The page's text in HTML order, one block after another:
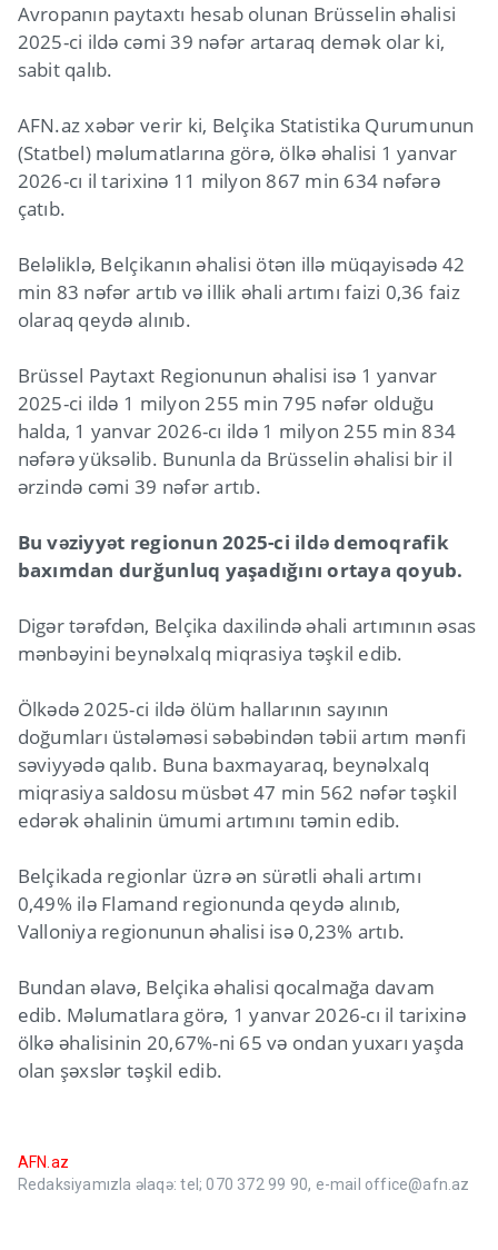
Avropanın paytaxtı hesab olunan Brüsselin əhalisi
2025-ci ildə cəmi 39 nəfər artaraq demək olar ki,
sabit qalıb.
AFN.az xəbər verir ki, Belçika Statistika Qurumunun
(Statbel) məlumatlarına görə, ölkə əhalisi 1 yanvar
2026-cı il tarixinə 11 milyon 867 min 634 nəfərə
çatıb.
Beləliklə, Belçikanın əhalisi ötən illə müqayisədə 42
min 83 nəfər artıb və illik əhali artımı faizi 0,36 faiz
olaraq qeydə alınıb.
Brüssel Paytaxt Regionunun əhalisi isə 1 yanvar
2025-ci ildə 1 milyon 255 min 795 nəfər olduğu
halda, 1 yanvar 2026-cı ildə 1 milyon 255 min 834
nəfərə yüksəlib. Bununla da Brüsselin əhalisi bir il
ərzində cəmi 39 nəfər artıb.
Bu vəziyyət regionun 2025-ci ildə demoqrafik
baxımdan durğunluq yaşadığını ortaya qoyub.
Digər tərəfdən, Belçika daxilində əhali artımının əsas
mənbəyini beynəlxalq miqrasiya təşkil edib.
Ölkədə 2025-ci ildə ölüm hallarının sayının
doğumları üstələməsi səbəbindən təbii artım mənfi
səviyyədə qalıb. Buna baxmayaraq, beynəlxalq
miqrasiya saldosu müsbət 47 min 562 nəfər təşkil
edərək əhalinin ümumi artımını təmin edib.
Belçikada regionlar üzrə ən sürətli əhali artımı
0,49% ilə Flamand regionunda qeydə alınıb,
Valloniya regionunun əhalisi isə 0,23% artıb.
Bundan əlavə, Belçika əhalisi qocalmağa davam
edib. Məlumatlara görə, 1 yanvar 2026-cı il tarixinə
ölkə əhalisinin 20,67%-ni 65 və ondan yuxarı yaşda
olan şəxslər təşkil edib.
AFN.az
Redaksiyamızla əlaqə: tel; 070 372 99 90, e-mail office@afn.az